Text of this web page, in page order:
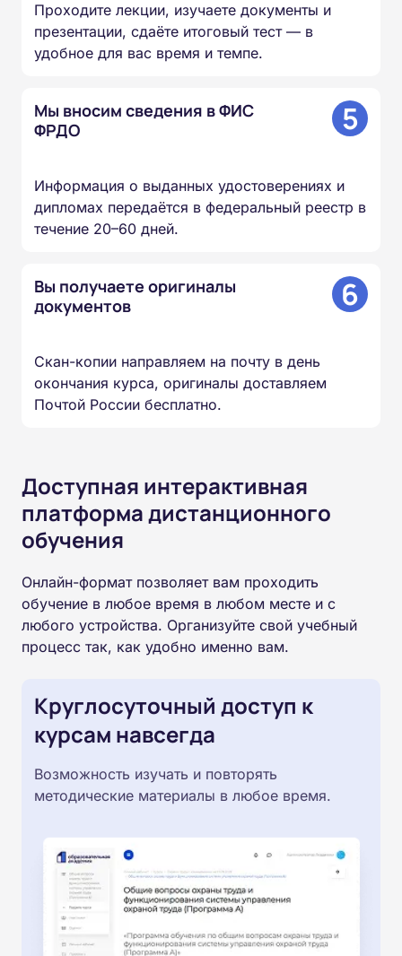
Проходите лекции, изучаете документы и
презентации, сдаёте итоговый тест — в
удобное для вас время и темпе.
Мы вносим сведения в ФИС
ФРДО
5
Информация о выданных удостоверениях и
дипломах передаётся в федеральный реестр в
течение 20–60 дней.
Вы получаете оригиналы
документов
6
Скан-копии направляем на почту в день
окончания курса, оригиналы доставляем
Почтой России бесплатно.
Доступная интерактивная
платформа дистанционного
обучения
Онлайн-формат позволяет вам проходить
обучение в любое время в любом месте и с
любого устройства. Организуйте свой учебный
процесс так, как удобно именно вам.
Круглосуточный доступ к
курсам навсегда
Возможность изучать и повторять
методические материалы в любое время.